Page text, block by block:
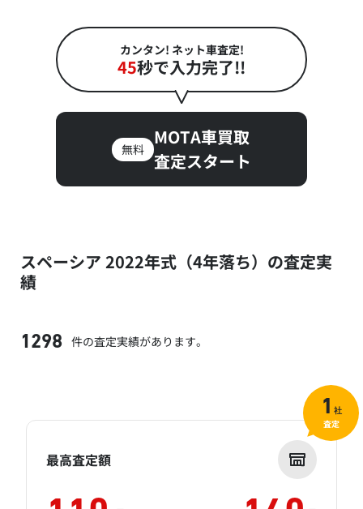
カンタン! ネット車査定!
45秒で入力完了!!
無料
MOTA車買取
査定スタート
スペーシア 2022年式（4年落ち）の査定実
績
1298 件の査定実績があります。
最高査定額
1 社
査定